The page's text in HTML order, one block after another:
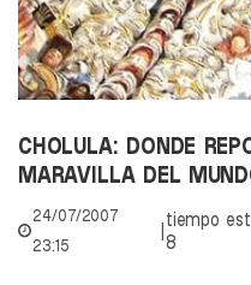
CHOLULA: DONDE
MARAVILLA DEL
24/07/2007
23:15
tiempo
8